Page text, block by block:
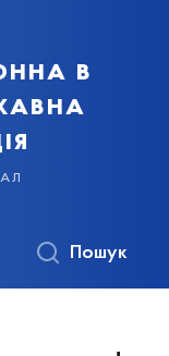
в
Пошук